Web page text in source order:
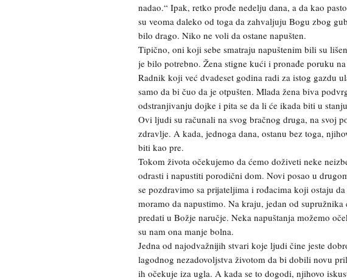
nadao.“ Ipak, retko prođe nedelju dana, a da kao
su veoma daleko od toga da zahvaljuju Bogu zbog
bilo drago. Niko ne voli da ostane napušten.
Tipično, oni koji sebe smatraju napuštenim bili su
je bilo potrebno. Žena stigne kući i pronađe poruku
Radnik koji već dvadeset godina radi za istog gazdu
samo da bi čuo da je otpušten. Mlada žena biva
odstranjivanju dojke i pita se da li će ikada biti u
Ovi ljudi su računali na svog bračnog druga, na svoj
zdravlje. A kada, jednoga dana, ostanu bez toga,
biti kao pre.
Tokom života očekujemo da ćemo doživeti neke
odrasti i napustiti porodični dom. Novi posao u
se pozdravimo sa prijateljima i rođacima koji ostaju
moramo da napustimo. Na kraju, jedan od supružnika
predati u Božje naručje. Neka napuštanja možemo
su nam ona manje bolna.
Jedna od najodvažnijih stvari koje ljudi čine jeste
lagodnog nezadovoljstva životom da bi dobili novu
ih očekuje iza ugla. A kada se to dogodi, njihovo